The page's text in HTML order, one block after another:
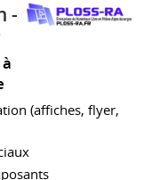
-
(affiches, flyer,